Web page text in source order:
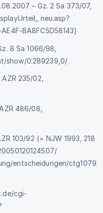
– Gz. 2 Sa 373/07,
neu.asp?
BA8FC5D58143}
8 Sa 1066/98,
show/0:289239,0/
235/02,
486/08,
103/92 (= NJW 1993, 218
entscheidungen/ctg1079
cgi-